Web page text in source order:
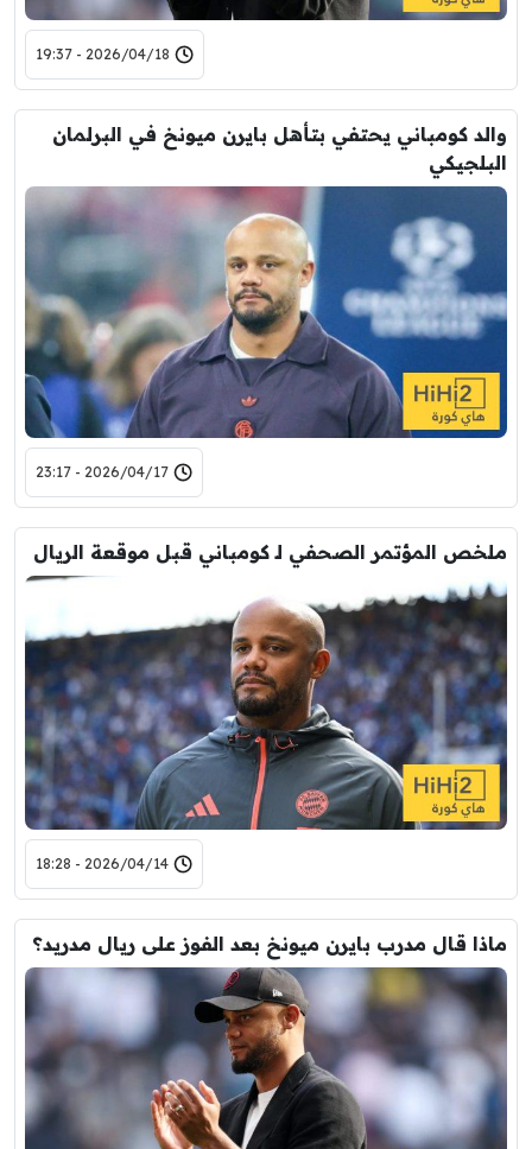
2026/04/18 - 19:37
والد كومباني يحتفي بتأهل بايرن ميونخ في البرلمان
البلجيكي
2026/04/17 - 23:17
ملخص المؤتمر الصحفي لـ كومباني قبل موقعة الريال
2026/04/14 - 18:28
ماذا قال مدرب بايرن ميونخ بعد الفوز على ريال مدريد؟